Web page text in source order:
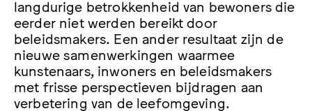
langdurige betrokkenheid van bewoners die
eerder niet werden bereikt door
beleidsmakers. Een ander resultaat zijn de
nieuwe samenwerkingen waarmee
kunstenaars, inwoners en beleidsmakers
met frisse perspectieven bijdragen aan
verbetering van de leefomgeving.